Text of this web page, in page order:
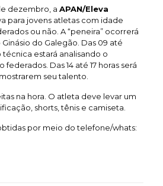
dezembro, a APAN/Eleva
para jovens atletas com idade
ou não. A “peneira” ocorrerá
do Galegão. Das 09 até
estará analisando o
Das 14 até 17 horas será
seu talento.
na hora. O atleta deve levar um
shorts, tênis e camiseta.
por meio do telefone/whats: